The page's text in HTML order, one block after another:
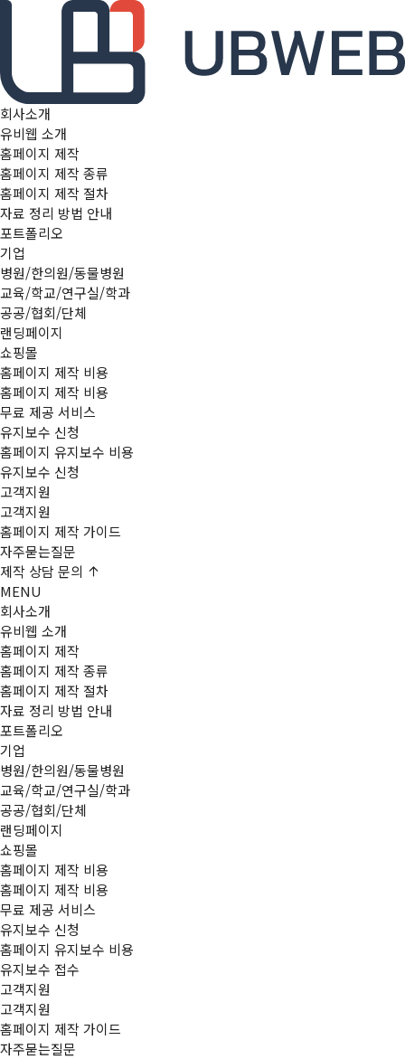
본문 바로가기
메인메뉴 바로가기
회사소개
유비웹 소개
홈페이지 제작
홈페이지 제작 종류
홈페이지 제작 절차
자료 정리 방법 안내
포트폴리오
기업
병원/한의원/동물병원
교육/학교/연구실/학과
공공/협회/단체
랜딩페이지
쇼핑몰
홈페이지 제작 비용
홈페이지 제작 비용
무료 제공 서비스
유지보수 신청
홈페이지 유지보수 비용
유지보수 신청
고객지원
고객지원
홈페이지 제작 가이드
자주묻는질문
제작 상담 문의
MENU
회사소개
유비웹 소개
홈페이지 제작
홈페이지 제작 종류
홈페이지 제작 절차
자료 정리 방법 안내
포트폴리오
기업
병원/한의원/동물병원
교육/학교/연구실/학과
공공/협회/단체
랜딩페이지
쇼핑몰
홈페이지 제작 비용
홈페이지 제작 비용
무료 제공 서비스
유지보수 신청
홈페이지 유지보수 비용
유지보수 접수
고객지원
고객지원
홈페이지 제작 가이드
자주묻는질문